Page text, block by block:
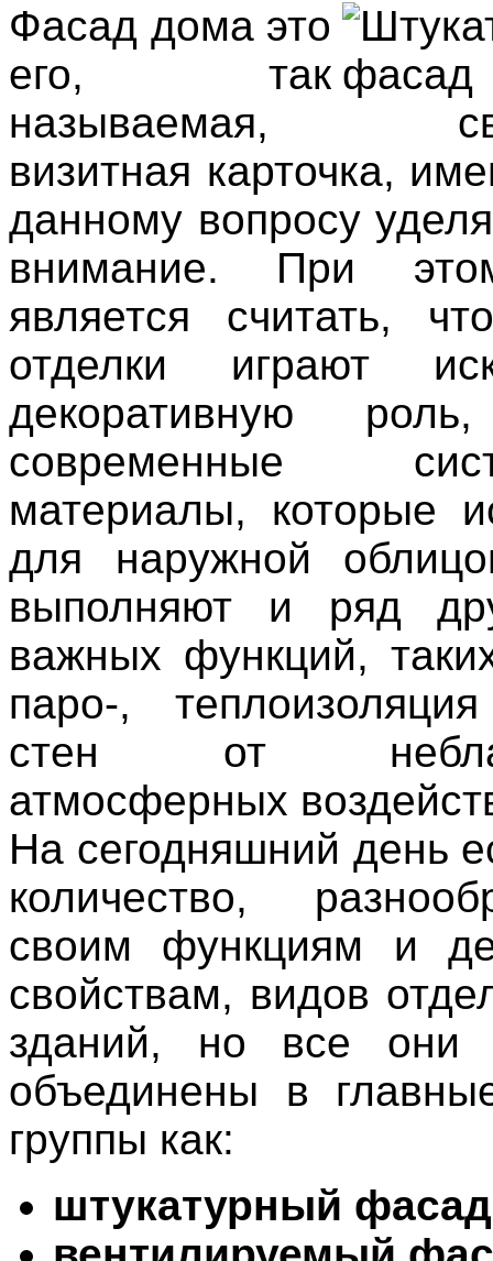
Фасад дома это
его, так
называемая,
визитная карточка,
данному вопросу
внимание. При
является считать,
отделки играют
декоративную
современные
материалы, которые
для наружной
выполняют и ряд
важных функций,
паро-,
стен от
атмосферных
На сегодняшний день
количество,
своим функциям и
свойствам, видов
зданий, но все они
объединены в
группы как:
штукатурный фасад